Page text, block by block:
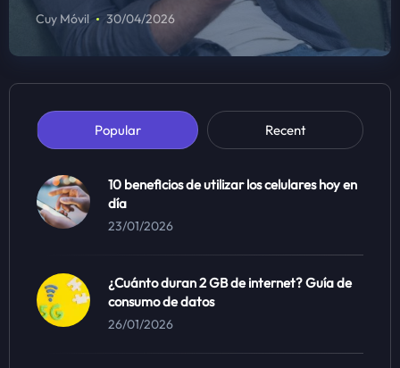
Cuy Móvil 30/04/2026
Popular Recent
10 beneficios de utilizar los celulares hoy en
día
23/01/2026
¿Cuánto duran 2 GB de internet? Guía de
consumo de datos
26/01/2026